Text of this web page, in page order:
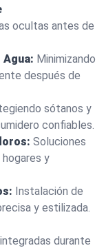
ocultas antes de
Minimizando
después de
sótanos y
confiables.
Soluciones
y
Instalación de
y estilizada.
durante